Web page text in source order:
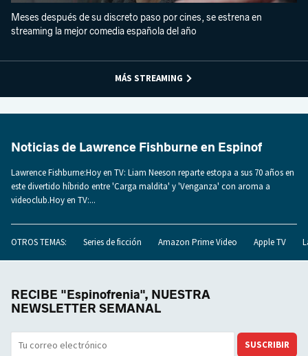
Meses después de su discreto paso por cines, se estrena en
streaming la mejor comedia española del año
MÁS STREAMING
Noticias de Lawrence Fishburne en Espinof
Lawrence Fishburne:Hoy en TV: Liam Neeson reparte estopa a sus 70 años en
este divertido híbrido entre 'Carga maldita' y 'Venganza' con aroma a
videoclub.Hoy en TV:...
OTROS TEMAS: Series de ficción Amazon Prime Video Apple TV
RECIBE "Espinofrenia", NUESTRA
NEWSLETTER SEMANAL
SUSCRIBIR